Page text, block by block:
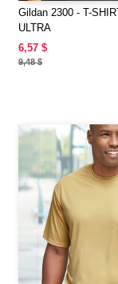
Gildan 2300 - T-
ULTRA
6,57 $
9,48 $